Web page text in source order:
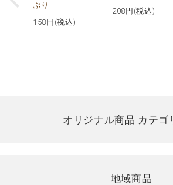
ぷり
158 円(税込)
208 円(税込)
オリジナル商品 カテゴ
地域商品